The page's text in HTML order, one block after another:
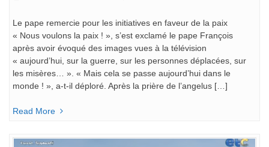
Le pape remercie pour les initiatives en faveur de la paix
« Nous voulons la paix ! », s’est exclamé le pape François
après avoir évoqué des images vues à la télévision
« aujourd’hui, sur la guerre, sur les personnes déplacées, sur
les misères… ». « Mais cela se passe aujourd’hui dans le
monde ! », a-t-il déploré. Après la prière de l’angelus […]
Read More